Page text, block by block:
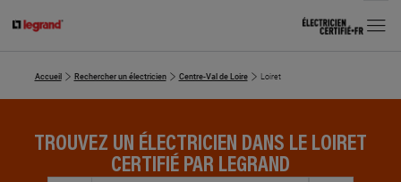
MENU
Accueil Rechercher un électricien Centre-Val de Loire Loiret
TROUVEZ UN ÉLECTRICIEN DANS LE LOIRET
CERTIFIÉ PAR LEGRAND